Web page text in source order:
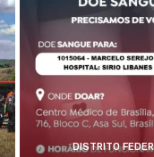
DISTRITO